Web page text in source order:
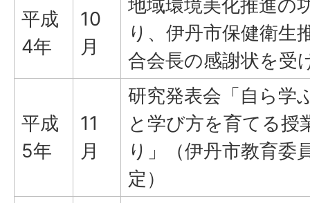
平成
4年
10
月
地域環境美化推進の
り、伊丹市保健衛生
合会長の感謝状を受
平成
5年
11
月
研究発表会「自ら学
と学び方を育てる授
り」（伊丹市教育委
定）